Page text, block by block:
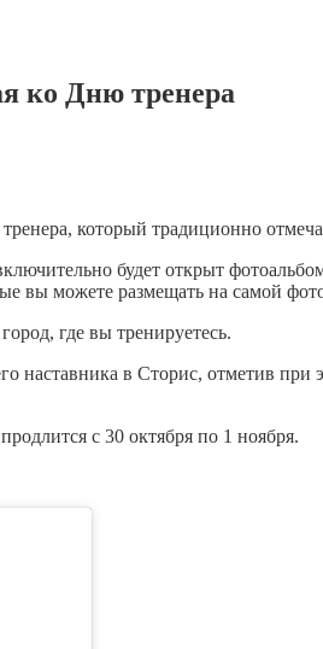
ко Дню тренера
который традиционно
будет открыт
вы можете размещать на самой
где вы тренируетесь.
наставника в Сторис, отметив
с 30 октября по 1 ноября.